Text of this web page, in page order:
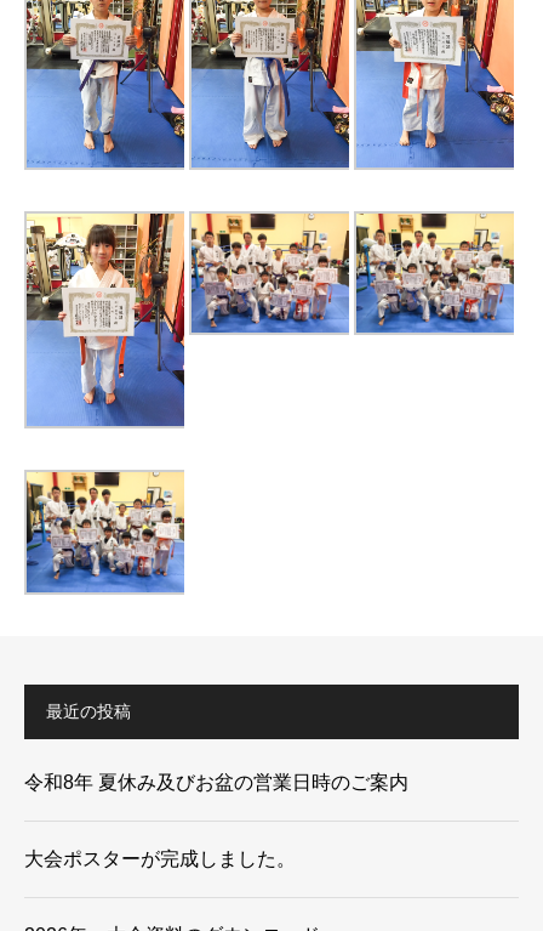
最近の投稿
令和8年 夏休み及びお盆の営業日時のご案内
大会ポスターが完成しました。